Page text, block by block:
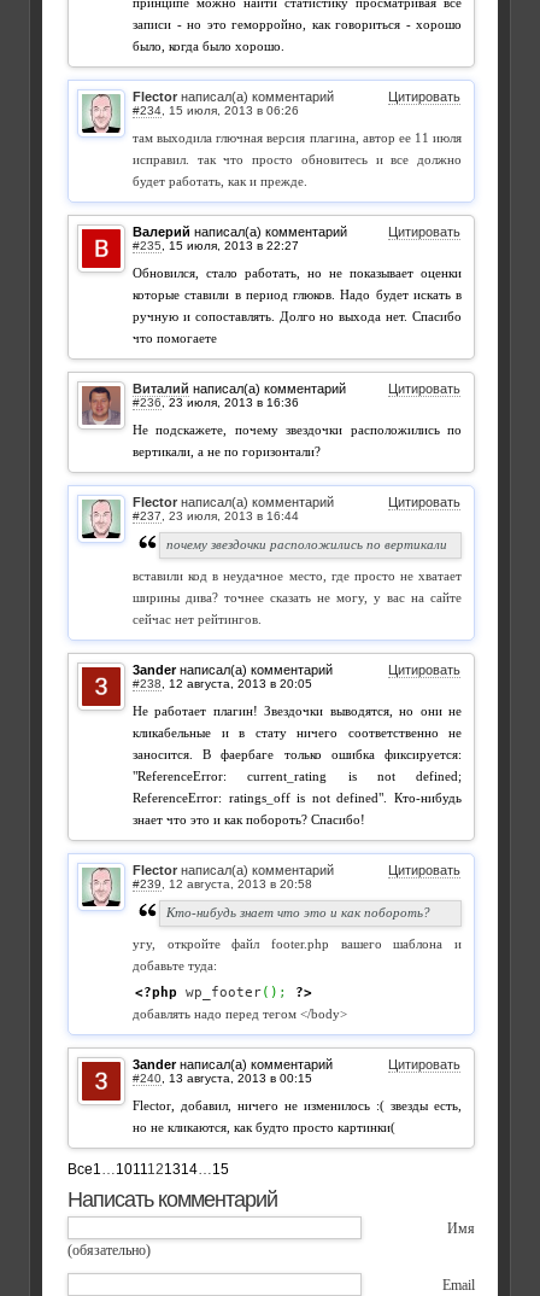
записи - но это геморройно, как говориться - хорошо
было, когда было хорошо.
Flector написал(а) комментарий Цитировать
#234
там выходила глючная версия плагина, автор ее 11 июля
исправил. так что просто обновитесь и все должно
будет работать, как и прежде.
Валерий написал(а) комментарий Цитировать
#235
Обновился, стало работать, но не показывает оценки
которые ставили в период глюков. Надо будет искать в
ручную и сопоставлять. Долго но выхода нет. Спасибо
что помогаете
Виталий написал(а) комментарий Цитировать
#236
Не подскажете, почему звездочки расположились по
вертикали, а не по горизонтали?
Flector написал(а) комментарий Цитировать
#237
почему звездочки расположились по вертикали
вставили код в неудачное место, где просто не хватает
ширины дива? точнее сказать не могу, у вас на сайте
сейчас нет рейтингов.
3anderнаписал(а) комментарий Цитировать
#238
Не работает плагин! Звездочки выводятся, но они не
кликабельные и в стату ничего соответственно не
заносится. В фаербаге только ошибка фиксируется:
"ReferenceError: current_rating is not defined;
ReferenceError: ratings_off is not defined". Кто-нибудь
знает что это и как побороть? Спасибо!
Flector написал(а) комментарий Цитировать
#239
Кто-нибудь знает что это и как побороть?
угу, откройте файл footer.php вашего шаблона и
добавьте туда:
<?php wp_footer( ) ; ?>
добавлять надо перед тегом </body>
3anderнаписал(а) комментарий Цитировать
#240
Flector, добавил, ничего не изменилось :( звезды есть,
но не кликаются, как будто просто картинки(
Все1…1011121314…15
Написать комментарий
Имя
(обязательно)
Email